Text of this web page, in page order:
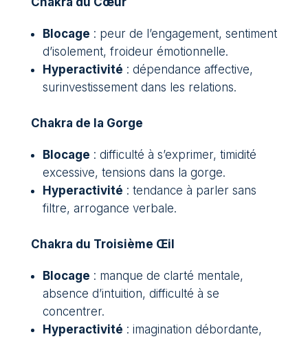
Blocage : peur de l’engagement, sentiment
d’isolement, froideur émotionnelle.
Hyperactivité : dépendance affective,
surinvestissement dans les relations.
Chakra de la Gorge
Blocage : difficulté à s’exprimer, timidité
excessive, tensions dans la gorge.
Hyperactivité : tendance à parler sans
filtre, arrogance verbale.
Chakra du Troisième Œil
Blocage : manque de clarté mentale,
absence d’intuition, difficulté à se
concentrer.
Hyperactivité : imagination débordante,